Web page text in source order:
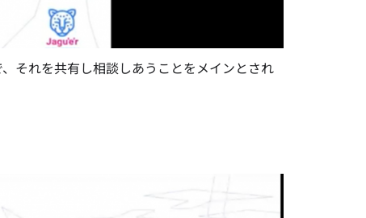
それを共有し相談しあうことをメインとされ